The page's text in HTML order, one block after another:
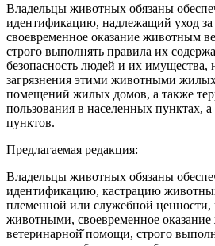
Владельцы животных обязаны
идентификацию, надлежащий уход
своевременное оказание животным
строго выполнять правила их
безопасность людей и их имущества,
загрязнения этими животными
помещений жилых домов, а также
пользования в населенных пунктах,
пунктов.
Предлагаемая редакция:
Владельцы животных обязаны
идентификацию, кастрацию
племенной или служебной ценности,
животными, своевременное
ветеринарной̆ помощи, строго